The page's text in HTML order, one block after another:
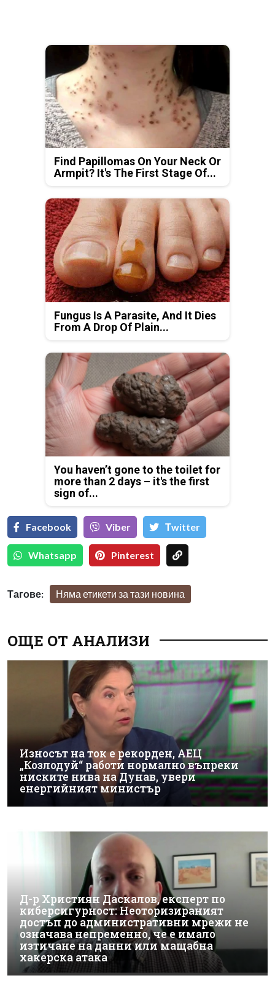
Find Papillomas On Your Neck Or
Armpit? It's The First Stage Of...
Fungus Is A Parasite, And It Dies
From A Drop Of Plain...
You haven’t gone to the toilet for
more than 2 days – it's the first
sign of...
Facebook Viber Тwitter
Whatsapp Pinterest
Тагове: Няма етикети за тази новина
ОЩЕ ОТ АНАЛИЗИ
Износът на ток е рекорден, АЕЦ
„Козлодуй“ работи нормално въпреки
ниските нива на Дунав, увери
енергийният министър
Д-р Християн Даскалов, експерт по
киберсигурност: Неоторизираният
достъп до административни мрежи не
означава непременно, че е имало
изтичане на данни или мащабна
хакерска атака